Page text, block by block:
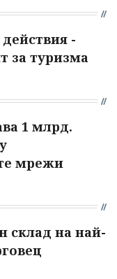
-
за туризма
1 млрд.
мрежи
склад на най-